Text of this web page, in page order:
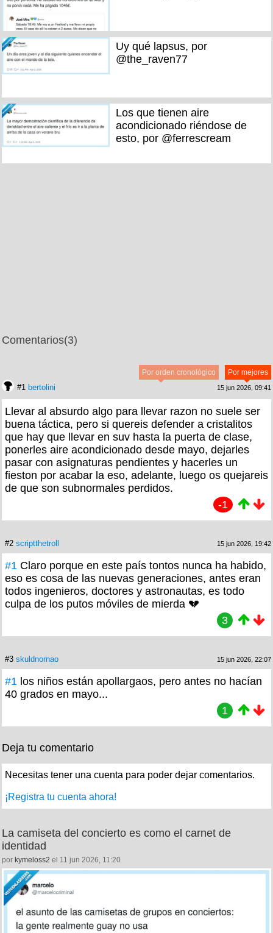
Uy qué lapsus, por
@the_raven77
Los que tienen aire
acondicionado riéndose de
esto, por @ferrescream
Comentarios(3)
Por mejores
Por orden cronológico
#1 bertolini 15 jun 2026, 09:41
Llevar al absurdo algo para llevar razon no suele ser
buena táctica, pero si quereis defender a cristalitos
que hay que llevar en suv hasta la puerta de clase,
ponerles aire acondicionado desde mayo, dejarles
pasar con asignaturas pendientes y hacerles un
fieston por acabar la eso, adelante, luego os quejareis
de que son subnormales perdidos.
-1
#2 scriptthetroll 15 jun 2026, 19:42
#1 Claro porque en este país tontos nunca ha habido,
eso es cosa de las nuevas generaciones, antes eran
todos ingenieros, doctores y astronautas, es todo
culpa de los putos móviles de mierda 💔
3
#3 skuldnornao 15 jun 2026, 22:07
#1 los niños están apollargaos, pero antes no hacían
40 grados en mayo...
1
Deja tu comentario
Necesitas tener una cuenta para poder dejar comentarios.
¡Registra tu cuenta ahora!
La camiseta del concierto es como el carnet de
identidad
por kymeloss2 el 11 jun 2026, 11:20